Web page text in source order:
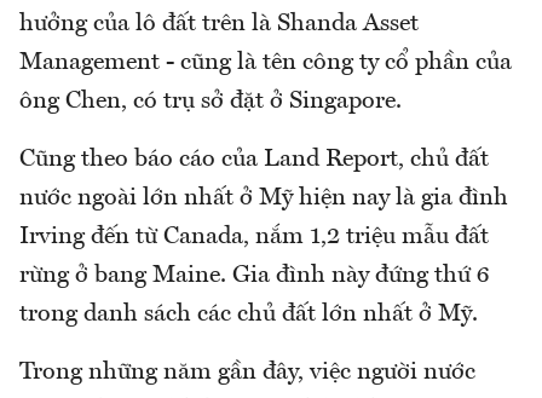
hưởng của lô đất trên là Shanda Asset
Management - cũng là tên công ty cổ phần của
ông Chen, có trụ sở đặt ở Singapore.
Cũng theo báo cáo của Land Report, chủ đất
nước ngoài lớn nhất ở Mỹ hiện nay là gia đình
Irving đến từ Canada, nắm 1,2 triệu mẫu đất
rừng ở bang Maine. Gia đình này đứng thứ 6
trong danh sách các chủ đất lớn nhất ở Mỹ.
Trong những năm gần đây, việc người nước